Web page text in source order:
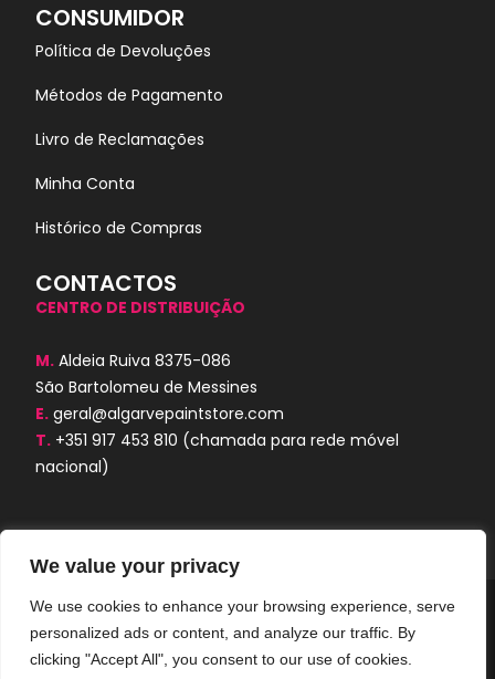
We value your privacy
We use cookies to enhance your browsing experience, serve
personalized ads or content, and analyze our traffic. By
clicking "Accept All", you consent to our use of cookies.
CONSUMIDOR
Política de Devoluções
Métodos de Pagamento
Livro de Reclamações
Minha Conta
Histórico de Compras
CONTACTOS
CENTRO DE DISTRIBUIÇÃO
M. Aldeia Ruiva 8375-086
São Bartolomeu de Messines
E. geral@algarvepaintstore.com
T. +351 917 453 810 (chamada para rede móvel
nacional)
Algarve Paint Store © 2024. Todos os
direitos reservados. Desenvolvido por
AORUBRO.PT